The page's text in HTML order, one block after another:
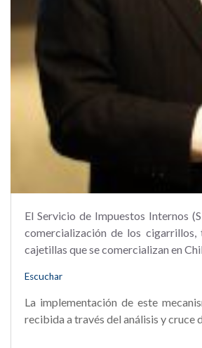
El Servicio de Impuestos Internos
comercialización de los
cajetillas que se comercializan en
Escuchar
La implementación de este
recibida a través del análisis y